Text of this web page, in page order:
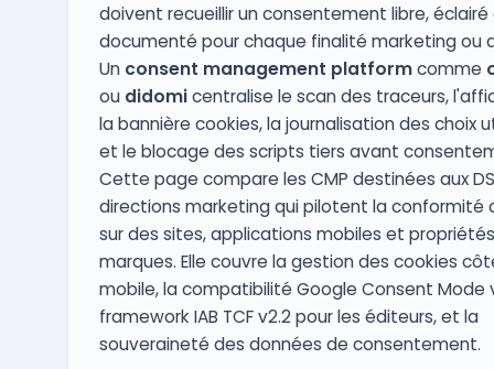
doivent recueillir un consentement libre,
documenté pour chaque finalité marketing ou
Un consent management platformcomme
ou didomicentralise le scan des traceurs,
la bannière cookies, la journalisation des choix
et le blocage des scripts tiers avant
Cette page compare les CMP destinées aux
directions marketing qui pilotent la conformité
sur des sites, applications mobiles et
marques. Elle couvre la gestion des cookies
mobile, la compatibilité Google Consent Mode
framework IAB TCF v2.2 pour les éditeurs, et la
souveraineté des données de consentement.